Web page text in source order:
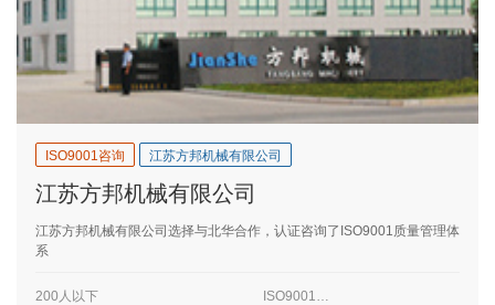
ISO9001咨询 江苏方邦机械有限公司
江苏方邦机械有限公司
江苏方邦机械有限公司选择与北华合作，认证咨询了ISO9001质量管理体
系
200人以下